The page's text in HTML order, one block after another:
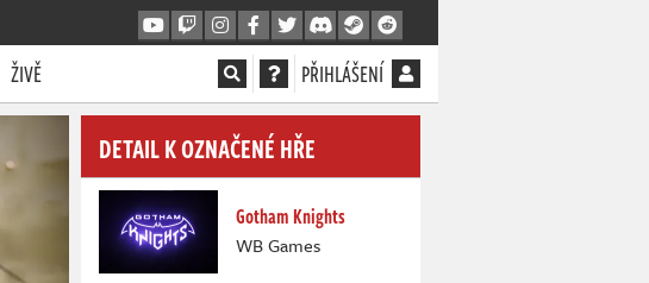
ŽIVĚ PŘIHLÁŠENÍ
DETAIL K OZNAČENÉ HŘE
Gotham Knights
WB Games